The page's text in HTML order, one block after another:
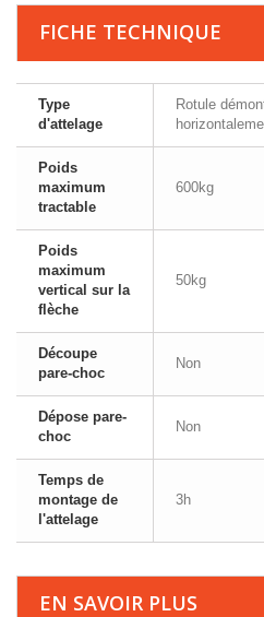
FICHE TECHNIQUE
Type
d'attelage
Rotule
Poids
maximum
tractable
600kg
Poids
maximum
vertical sur la
flèche
50kg
Découpe
pare-choc
Non
Dépose pare-
choc
Non
Temps de
montage de
l'attelage
3h
EN SAVOIR PLUS